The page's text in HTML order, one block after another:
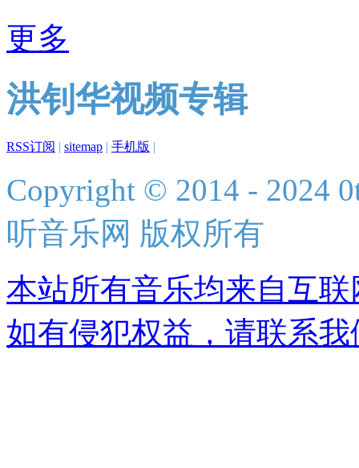
更多
洪钊华视频专辑
RSS订阅 | sitemap | 手机版 |
Copyright © 2014 - 2024
听音乐网 版权所有
本站所有音乐均来自互
如有侵犯权益，请联系